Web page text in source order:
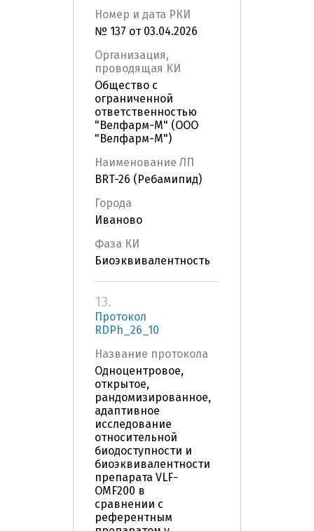
Номер и дата РКИ
№ 137 от 03.04.2026
Организация,
проводящая КИ
Общество с
ограниченной
ответственностью
"Велфарм-М" (ООО
"Велфарм-М")
Наименование ЛП
BRT-26 (Ребамипид)
Города
Иваново
Фаза КИ
Биоэквивалентность
13.
Протокол
RDPh_26_10
Название протокола
Одноцентровое,
открытое,
рандомизированное,
адаптивное
исследование
относительной
биодоступности и
биоэквивалентности
препарата VLF-
OMF200 в
сравнении с
референтным